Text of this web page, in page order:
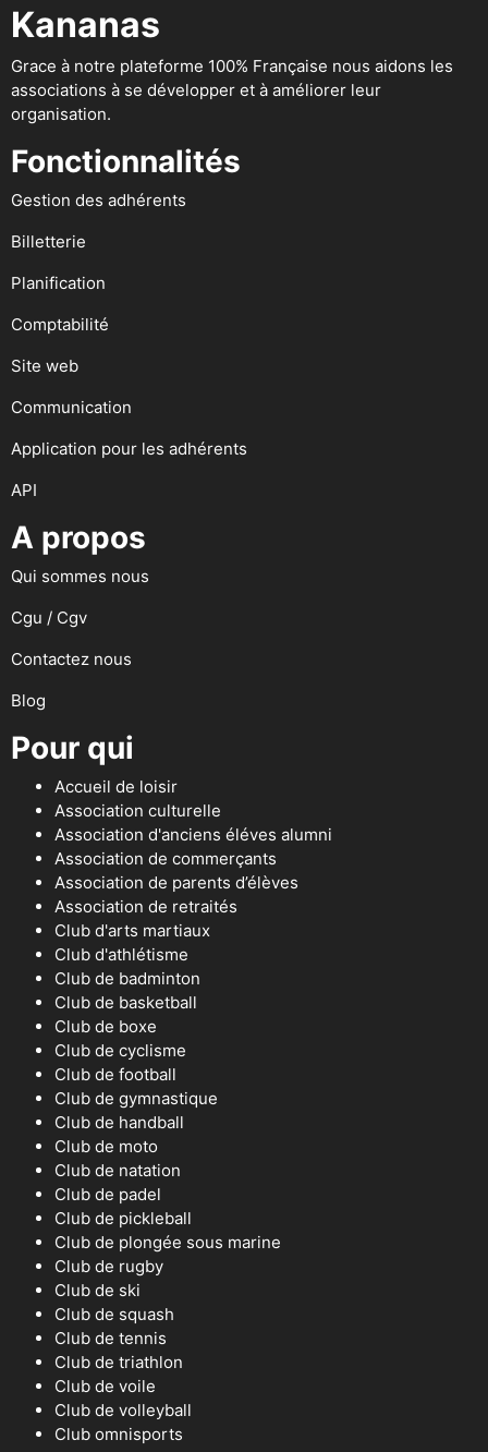
Kananas
Grace à notre plateforme 100% Française nous aidons les
associations à se développer et à améliorer leur
organisation.
Fonctionnalités
Gestion des adhérents
Billetterie
Planification
Comptabilité
Site web
Communication
Application pour les adhérents
API
A propos
Qui sommes nous
Cgu / Cgv
Contactez nous
Blog
Pour qui
Accueil de loisir
Association culturelle
Association d'anciens éléves alumni
Association de commerçants
Association de parents d’élèves
Association de retraités
Club d'arts martiaux
Club d'athlétisme
Club de badminton
Club de basketball
Club de boxe
Club de cyclisme
Club de football
Club de gymnastique
Club de handball
Club de moto
Club de natation
Club de padel
Club de pickleball
Club de plongée sous marine
Club de rugby
Club de ski
Club de squash
Club de tennis
Club de triathlon
Club de voile
Club de volleyball
Club omnisports